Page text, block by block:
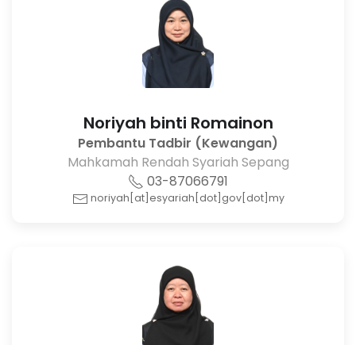
Noriyah binti Romainon
Pembantu Tadbir (Kewangan)
Mahkamah Rendah Syariah Sepang
03-87066791
noriyah[at]esyariah[dot]gov[dot]my